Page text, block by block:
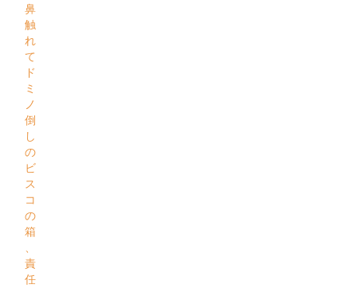
鼻
触
れ
て
ド
ミ
ノ
倒
し
の
ビ
ス
コ
の
箱
、
責
任